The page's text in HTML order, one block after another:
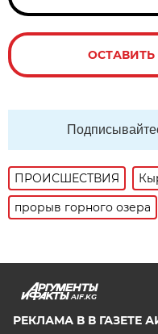
ПРОИСШЕСТВИЯ
прорыв горного озера
AIF.KG
РЕКЛАМА В В ГАЗЕТЕ